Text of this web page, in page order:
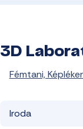
3D
Fémtani,
Iroda